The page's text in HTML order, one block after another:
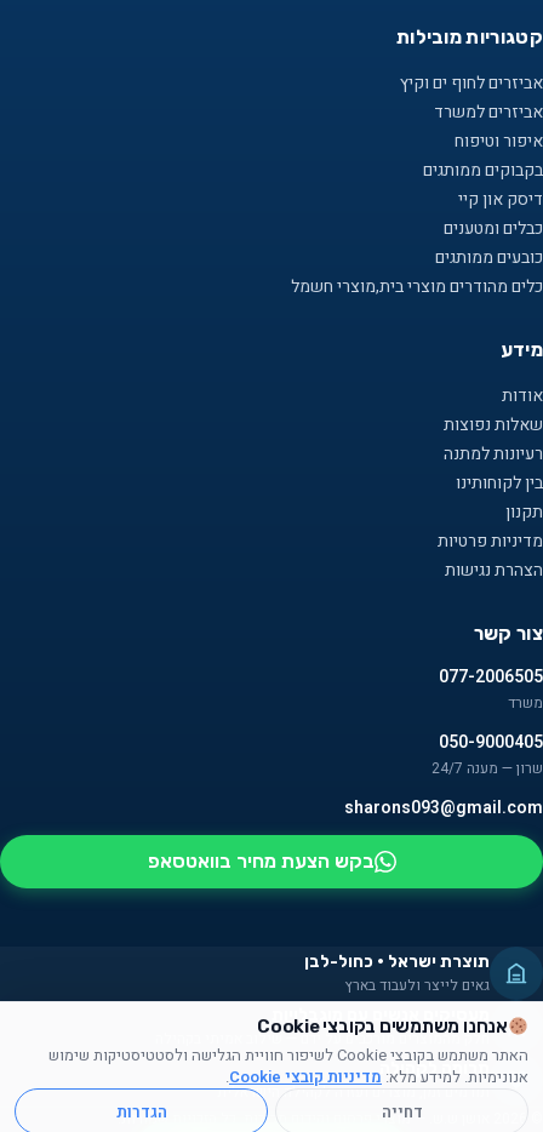
קטגוריות מובילות
אביזרים לחוף ים וקיץ
אביזרים למשרד
איפור וטיפוח
בקבוקים ממותגים
דיסק און קיי
כבלים ומטענים
כובעים ממותגים
כלים מהודרים מוצרי בית,מוצרי חשמל
מידע
אודות
שאלות נפוצות
רעיונות למתנה
בין לקוחותינו
תקנון
מדיניות פרטיות
הצהרת נגישות
צור קשר
077-2006505
משרד
050-9000405
שרון — מענה 24/7
sharons093@gmail.com
בקש הצעת מחיר בוואטסאפ
תוצרת ישראל · כחול-לבן
גאים לייצר ולעבוד בארץ
מעסיקים אנשים עם מוגבלויות
חלק מהמוצרים מורכבים על ידם — שילוב אמיתי בקהילה
תרומה לקהילה
תורמים זמן, מוצרים ועזרה לקהילה הישראלית
אנחנו משתמשים בקובצי Cookie
האתר משתמש בקובצי Cookie לשיפור חוויית הגלישה ולסטטיסטיקות שימוש
אנונימיות. למידע מלא: מדיניות קובצי Cookie
.
דחייה
הגדרות